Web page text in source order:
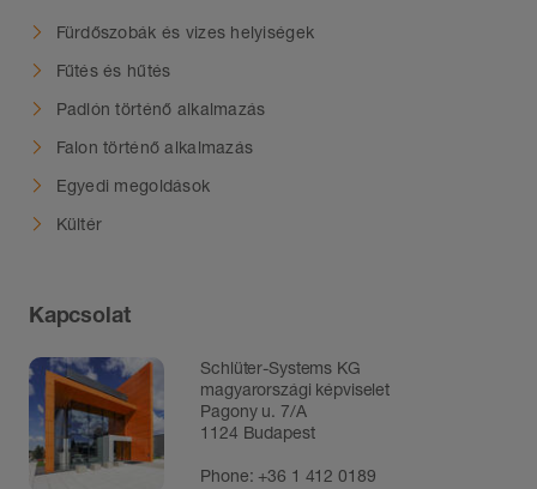
Fürdőszobák és vizes helyiségek
Fűtés és hűtés
Padlón történő alkalmazás
Falon történő alkalmazás
Egyedi megoldások
Kültér
Kapcsolat
Schlüter-Systems KG
magyarországi képviselet
Pagony u. 7/A
1124 Budapest
Phone:+36 1 412 0189